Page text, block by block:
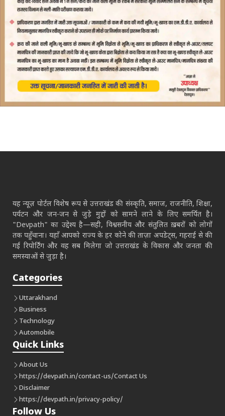
यह न्यूज़ पोर्टल विशेष रूप से उत्तराखंड की संस्कृति, समाज, राजनीति, शिक्षा,
पर्यटन और जन-जन से जुड़े मुद्दों को सामने लाने के लिए समर्पित है।
"Devpath" का उद्देश्य है—सही, विश्वसनीय और संतुलित ख़बरों को लोगों
तक पहुँचाना। यहाँ आपको राज्य के हर कोने की ताज़ा अपडेट्स, गहराई से की
गई रिपोर्टिंग और वह सब मिलेगा जो उत्तराखंड के विकास और जनता की
समस्याओं से जुड़ा है।
Categories
Uttarakhand
Business
Technology
Automobile
Quick Links
About Us
https://devpath.in/contact-us/Contact Us
Disclaimer
https://devpath.in/privacy-policy/
Follow Us